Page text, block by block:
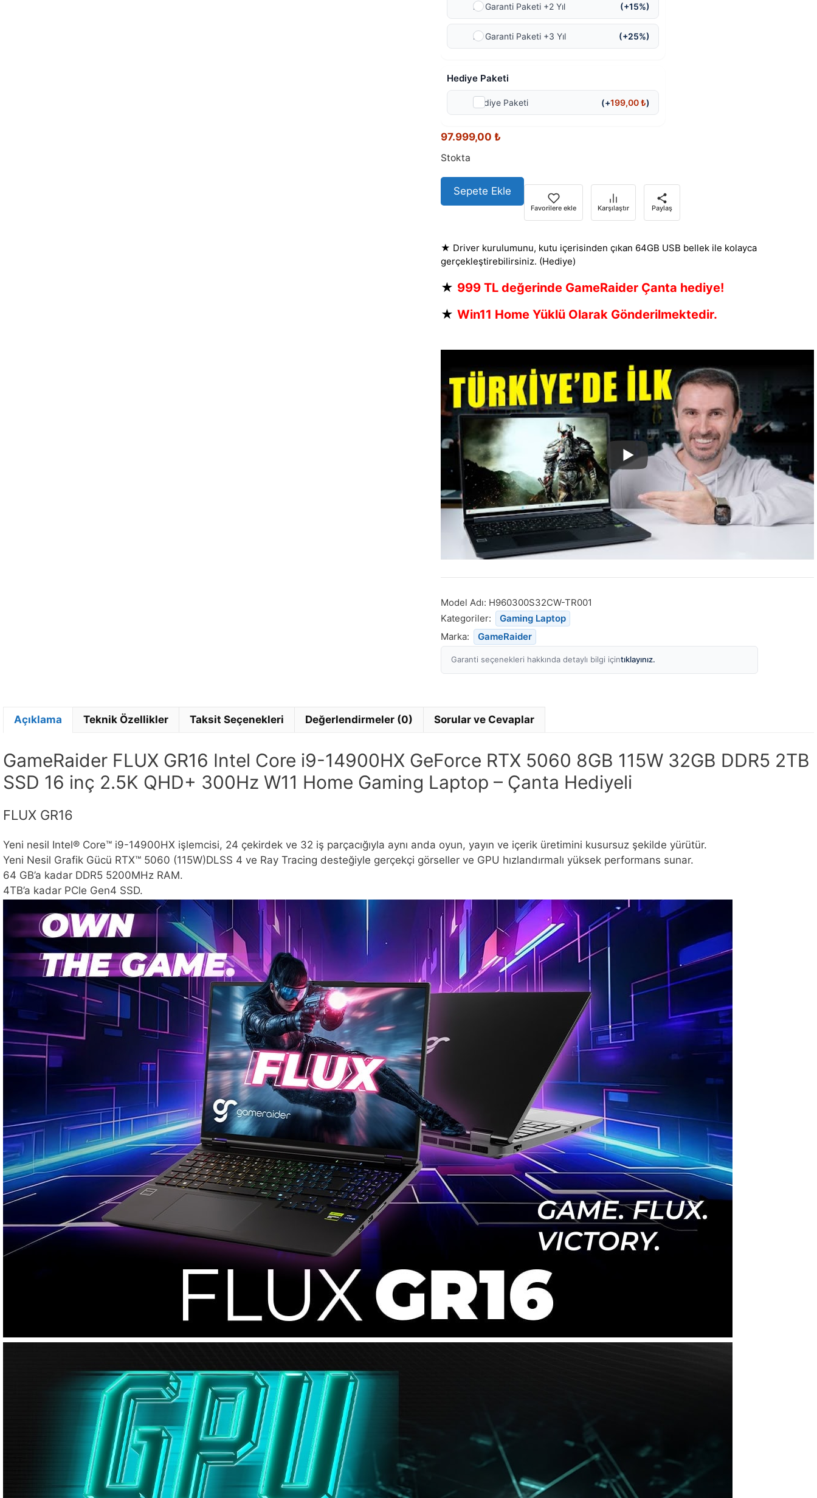
Ek Garanti Paketi +2 Yıl (+15%)
Ek Garanti Paketi +3 Yıl (+25%)
Hediye Paketi
Hediye Paketi (+199,00₺)
97.999,00 ₺
Stokta
Sepete Ekle
Favorilere ekle Karşılaştır Paylaş
★ Driver kurulumunu, kutu içerisinden çıkan 64GB USB bellek ile kolayca
gerçekleştirebilirsiniz. (Hediye)
★ 999 TL değerinde GameRaider Çanta hediye!
★Win11 Home Yüklü Olarak Gönderilmektedir.
Model Adı: H960300S32CW-TR001
Kategoriler:
Gaming Laptop
Marka:
GameRaider
Garanti seçenekleri hakkında detaylı bilgi içintıklayınız.
Açıklama Teknik Özellikler Taksit Seçenekleri Değerlendirmeler (0) Sorular ve Cevaplar
GameRaider FLUX GR16 Intel Core i9-14900HX GeForce RTX 5060 8GB 115W 32GB DDR5 2TB
SSD 16 inç 2.5K QHD+ 300Hz W11 Home Gaming Laptop – Çanta Hediyeli
FLUX GR16
Yeni nesil Intel® Core™ i9-14900HX işlemcisi, 24 çekirdek ve 32 iş parçacığıyla aynı anda oyun, yayın ve içerik üretimini kusursuz şekilde yürütür.
Yeni Nesil Grafik Gücü RTX™ 5060 (115W)DLSS 4 ve Ray Tracing desteğiyle gerçekçi görseller ve GPU hızlandırmalı yüksek performans sunar.
64 GB’a kadar DDR5 5200MHz RAM.
4TB’a kadar PCle Gen4 SSD.